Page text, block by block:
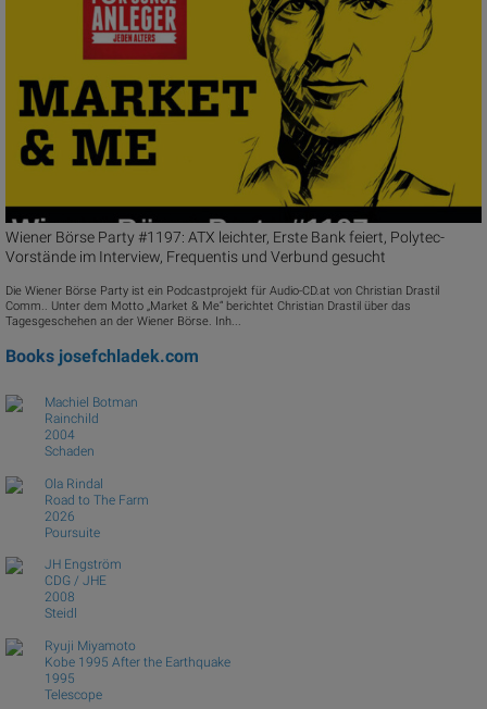
Wiener Börse Party #1197: ATX leichter, Erste Bank feiert, Polytec-
Vorstände im Interview, Frequentis und Verbund gesucht
Die Wiener Börse Party ist ein Podcastprojekt für Audio-CD.at von Christian Drastil
Comm.. Unter dem Motto „Market & Me“ berichtet Christian Drastil über das
Tagesgeschehen an der Wiener Börse. Inh...
Books josefchladek.com
Machiel Botman
Rainchild
2004
Schaden
Ola Rindal
Road to The Farm
2026
Poursuite
JH Engström
CDG / JHE
2008
Steidl
Ryuji Miyamoto
Kobe 1995 After the Earthquake
1995
Telescope